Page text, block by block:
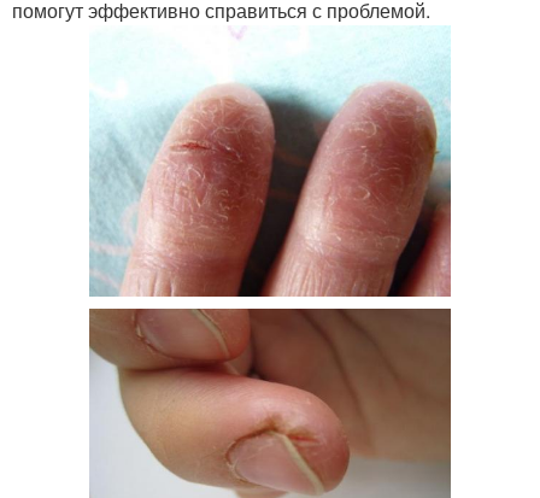
помогут эффективно справиться с проблемой.